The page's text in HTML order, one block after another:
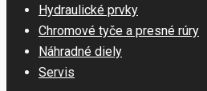
Hydraulické prvky
Chromové tyče a presné rúry
Náhradné diely
Servis